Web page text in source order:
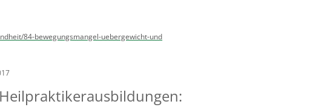
84-bewegungsmangel-uebergewicht-und